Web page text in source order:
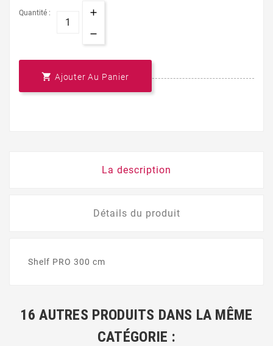
Quantité :
 Ajouter Au Panier
La description
Détails du produit
Shelf PRO 300 cm
16 AUTRES PRODUITS DANS LA MÊME
CATÉGORIE :